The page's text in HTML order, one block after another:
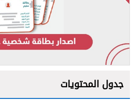
جدول المحتويات